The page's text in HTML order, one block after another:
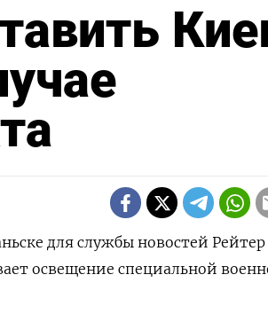
для службы новостей Рейтер
освещение специальной